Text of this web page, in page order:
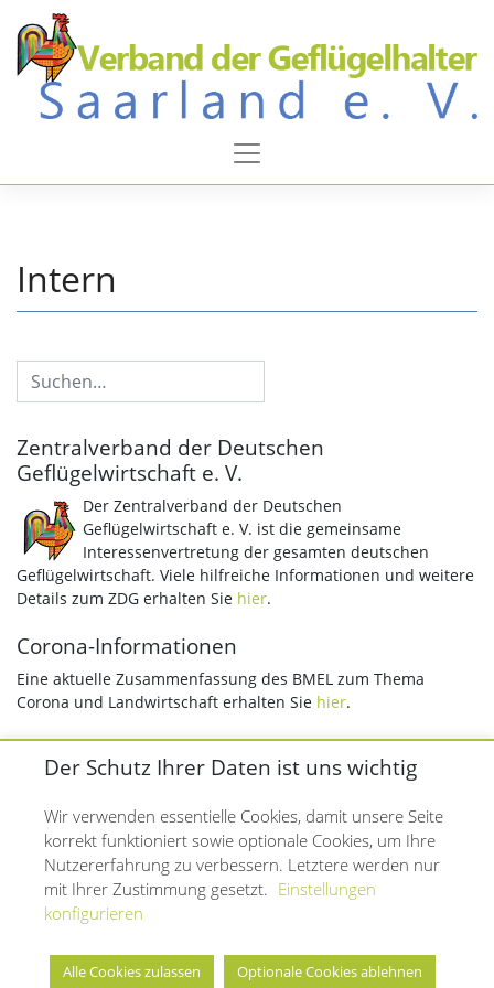
Inhalt
springen
Intern
Zentralverband der Deutschen
Geflügelwirtschaft e. V.
Der Zentralverband der Deutschen
Geflügelwirtschaft e. V. ist die gemeinsame
Interessenvertretung der gesamten deutschen
Geflügelwirtschaft. Viele hilfreiche Informationen und weitere
Details zum ZDG erhalten Sie hier.
Corona-Informationen
Eine aktuelle Zusammenfassung des BMEL zum Thema
Corona und Landwirtschaft erhalten Sie hier.
Impressum
Kontakt
Der Schutz Ihrer Daten ist uns wichtig
Wir verwenden essentielle Cookies, damit unsere Seite
korrekt funktioniert sowie optionale Cookies, um Ihre
Nutzererfahrung zu verbessern. Letztere werden nur
mit Ihrer Zustimmung gesetzt. Einstellungen
konfigurieren
Alle Cookies zulassen Optionale Cookies ablehnen